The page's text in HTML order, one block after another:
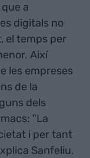
a
digitals no
el temps per
Així
les empreses
de la
dels
"La
i per tant
Sanfeliu.